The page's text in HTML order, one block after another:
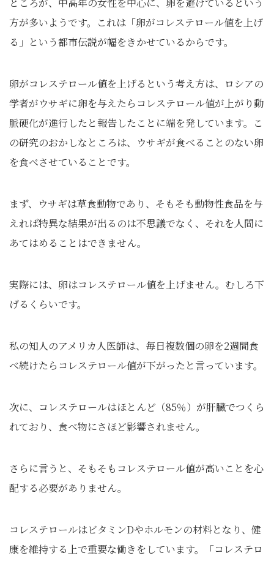
方が多いようです。これは「卵がコレステロール値を上げ
る」という都市伝説が幅をきかせているからです。
卵がコレステロール値を上げるという考え方は、ロシアの
学者がウサギに卵を与えたらコレステロール値が上がり動
脈硬化が進行したと報告したことに端を発しています。こ
の研究のおかしなところは、ウサギが食べることのない卵
を食べさせていることです。
まず、ウサギは草食動物であり、そもそも動物性食品を与
えれば特異な結果が出るのは不思議でなく、それを人間に
あてはめることはできません。
実際には、卵はコレステロール値を上げません。むしろ下
げるくらいです。
私の知人のアメリカ人医師は、毎日複数個の卵を2週間食
べ続けたらコレステロール値が下がったと言っています。
次に、コレステロールはほとんど（85％）が肝臓でつくら
れており、食べ物にさほど影響されません。
さらに言うと、そもそもコレステロール値が高いことを心
配する必要がありません。
コレステロールはビタミンDやホルモンの材料となり、健
康を維持する上で重要な働きをしています。「コレステロ